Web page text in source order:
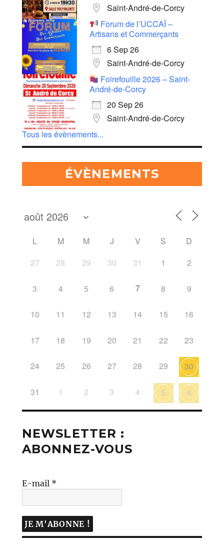
Saint-André-de-Corcy
Forum de l’UCCAÏ –
Artisans et Commerçants
6 Sep 26
Saint-André-de-Corcy
Foirefouille 2026 – Saint-
André-de-Corcy
20 Sep 26
Saint-André-de-Corcy
Tous les évènements...
ÉVÈNEMENTS
L M M J V S
D
27
28 29 30 31 1 2
3 4 5 6 7 8 9
10 11 12 13 14 15 16
17 18 19 20 21 22 23
24 25 26 27 28 29 30
31 1 2 3 4 5 6
NEWSLETTER :
ABONNEZ-VOUS
E-mail *